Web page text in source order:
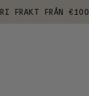
FRAKT FRÅN €100